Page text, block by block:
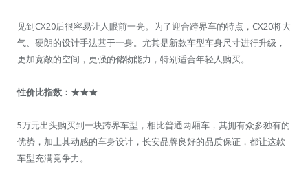
见到CX20后很容易让人眼前一亮。为了迎合跨界车的特点，CX20将大
气、硬朗的设计手法基于一身。尤其是新款车型车身尺寸进行升级，
更加宽敞的空间，更强的储物能力，特别适合年轻人购买。
性价比指数： ★★★
5万元出头购买到一块跨界车型，相比普通两厢车，其拥有众多独有的
优势，加上其动感的车身设计，长安品牌良好的品质保证，都让这款
车型充满竞争力。